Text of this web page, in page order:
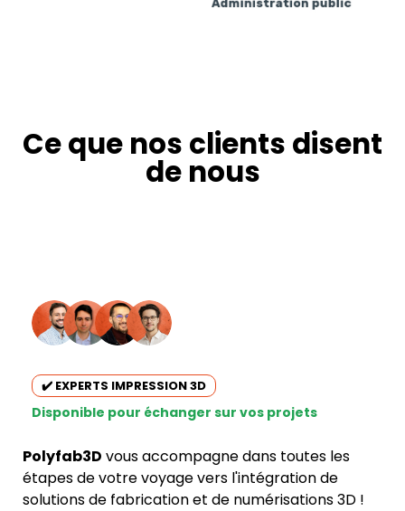
Ce que nos clients disent
de nous
✔️ EXPERTS IMPRESSION 3D
Disponible pour échanger sur vos projets
Polyfab3D vous accompagne dans toutes les
étapes de votre voyage vers l'intégration de
solutions de fabrication et de numérisations 3D !